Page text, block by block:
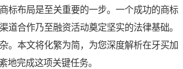
布局是至关重要的一步。一个成功的商标
合作乃至融资活动奠定坚实的法律基础。
。本文将化繁为简，为您深度解析在牙买加
地完成这项关键任务。